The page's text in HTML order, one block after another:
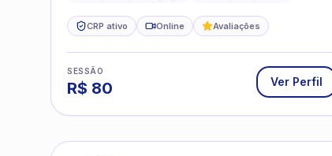
CRP ativo Online Avaliações
SESSÃO
R$ 80 Ver Perfil